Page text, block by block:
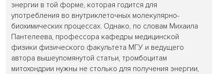
энергии в той форме, которая годится для
употребления во внутриклеточных молекулярно-
биохимических процессах. Однако, по словам Михаила
Пантелеева, профессора кафедры медицинской
физики физического факультета МГУ и ведущего
автора вышеупомянутой статьи, тромбоцитам
митохондрии нужны не столько для получения энергии,